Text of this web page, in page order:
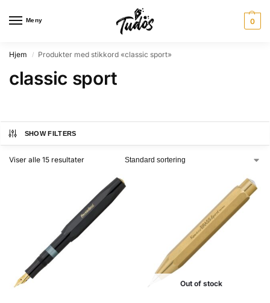
Meny 0
Hjem / Produkter med stikkord «classic sport»
classic sport
SHOW FILTERS
Viser alle 15 resultater
Out of stock